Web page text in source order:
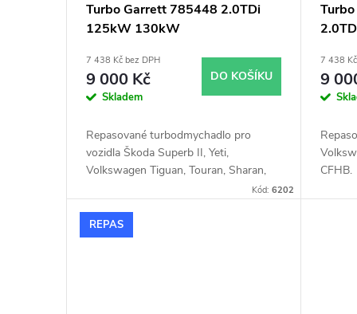
Turbo Garrett 785448 2.0TDi
125kW 130kW
7 438 Kč bez DPH
9 000 Kč
Skladem
DO KOŠÍKU
Repasované turbodmychadlo pro
vozidla Škoda Superb II, Yeti,
Volkswagen Tiguan, Touran, Sharan,
Scirocco, CC, Caddy, Passat B7, Golf
TT, Q3, A3, s motory 2.0TDi, 125kW,
130kW
Kód:6202
7 438
9
CFHB.
REPAS